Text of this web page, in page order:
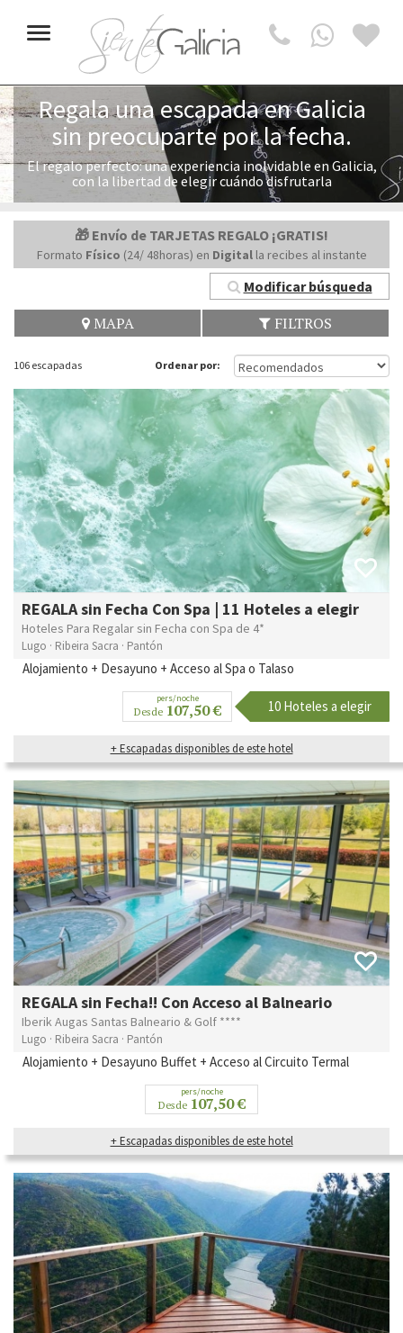
Toggle
navigation
Regala una escapada en Galicia
sin preocuparte por la fecha.
El regalo perfecto: una experiencia inolvidable en Galicia,
con la libertad de elegir cuándo disfrutarla
🎁 Envío de TARJETAS REGALO ¡GRATIS!
Formato Físico (24/ 48horas) en Digitalla recibes al instante
Modificar búsqueda
MAPA FILTROS
106 escapadas Ordenar por:
REGALA sin Fecha Con Spa | 11 Hoteles a elegir
Hoteles Para Regalar sin Fecha con Spa de 4*
Lugo · Ribeira Sacra · Pantón
Alojamiento + Desayuno + Acceso al Spa o Talaso
pers/noche
Desde 107,50 € 10 Hoteles a elegir
+ Escapadas disponibles de este hotel
REGALA sin Fecha!! Con Acceso al Balneario
Iberik Augas Santas Balneario & Golf ****
Lugo · Ribeira Sacra · Pantón
Alojamiento + Desayuno Buffet + Acceso al Circuito Termal
pers/noche
Desde 107,50 €
+ Escapadas disponibles de este hotel